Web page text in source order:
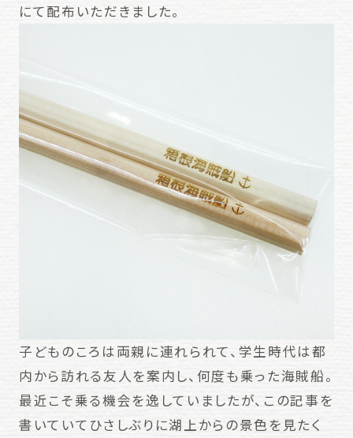
にて配布いただきました。
子どものころは両親に連れられて、学生時代は都
内から訪れる友人を案内し、何度も乗った海賊船。
最近こそ乗る機会を逸していましたが、この記事を
書いていてひさしぶりに湖上からの景色を見たく